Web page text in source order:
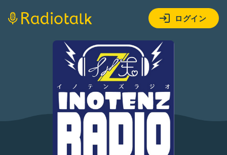
ログイン